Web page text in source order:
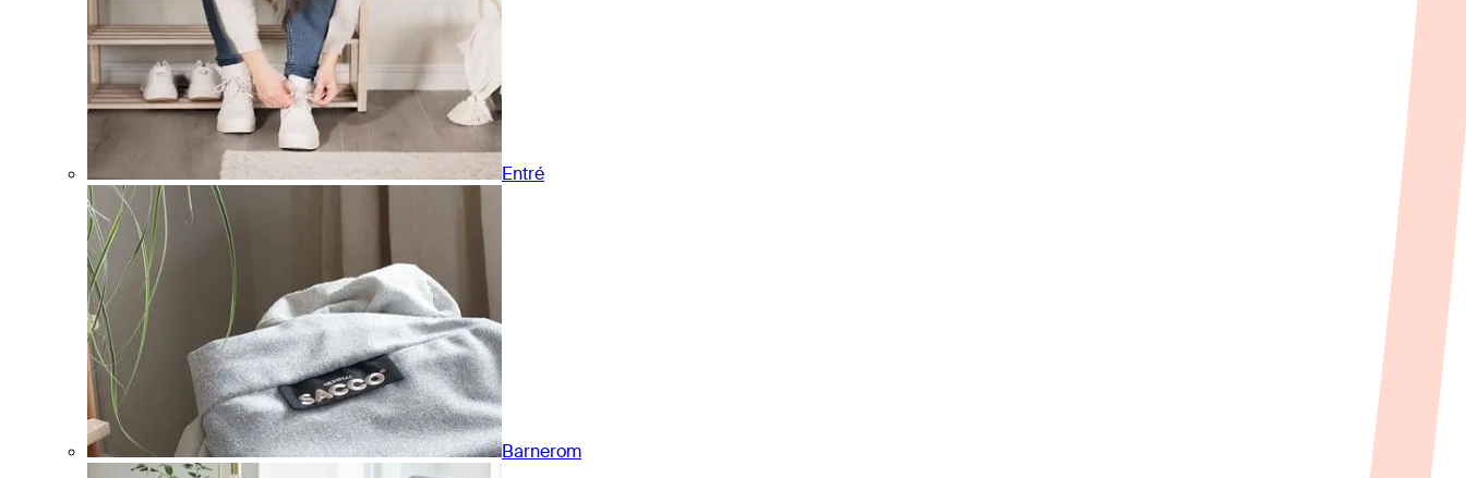
Entré
Barnerom